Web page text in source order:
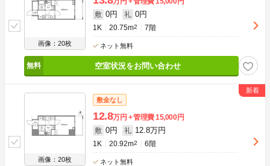
画像：20枚
敷 0円 礼 0円
1K 20.75m2 7階
ネット無料
空室状況をお問い合わせ
画像：20枚
敷金なし
12.8万円 管理費15,000円
敷 0円 礼 12.8万円
1K 20.92m2 6階
ネット無料